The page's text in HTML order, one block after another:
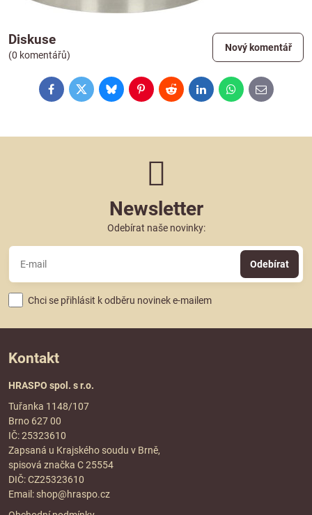
Diskuse
(0 komentářů)
Nový komentář
FacebookTwitterBlueskyPinterestRedditLinkedInWhatsApp
E-
mail
Newsletter
Odebírat naše novinky:
Odebírat
Chci se přihlásit k odběru novinek e-mailem
Kontakt
HRASPO spol. s r.o.
Tuřanka 1148/107
Brno 627 00
IČ: 25323610
Zapsaná u Krajského soudu v Brně,
spisová značka C 25554
DIČ: CZ25323610
Email: shop@hraspo.cz